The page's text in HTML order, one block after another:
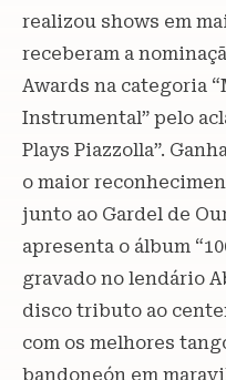
realizou shows em
receberam a
Awards na categoria
Instrumental” pelo
Plays Piazzolla”.
o maior
junto ao Gardel de
apresenta o álbum
gravado no lendário
disco tributo ao
com os melhores
bandoneón em